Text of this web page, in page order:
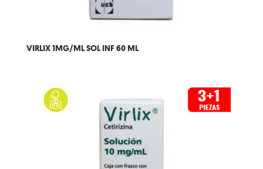
VIRLIX 1MG/ML SOL INF 60 ML